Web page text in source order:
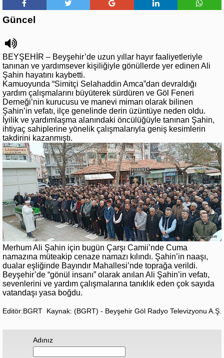
Güncel
BEYŞEHİR – Beyşehir’de uzun yıllar hayır faaliyetleriyle
tanınan ve yardımsever kişiliğiyle gönüllerde yer edinen Ali
Şahin hayatını kaybetti.
Kamuoyunda “Simitçi Selahaddin Amca”dan devraldığı
yardım çalışmalarını büyüterek sürdüren ve Göl Feneri
Derneği’nin kurucusu ve manevi mimarı olarak bilinen
Şahin’in vefatı, ilçe genelinde derin üzüntüye neden oldu.
İyilik ve yardımlaşma alanındaki öncülüğüyle tanınan Şahin,
ihtiyaç sahiplerine yönelik çalışmalarıyla geniş kesimlerin
takdirini kazanmıştı.
Merhum Ali Şahin için bugün Çarşı Camii’nde Cuma
namazına müteakip cenaze namazı kılındı. Şahin’in naaşı,
dualar eşliğinde Bayındır Mahallesi’nde toprağa verildi.
Beyşehir’de “gönül insanı” olarak anılan Ali Şahin’in vefatı,
sevenlerini ve yardım çalışmalarına tanıklık eden çok sayıda
vatandaşı yasa boğdu.
Editör:BGRT Kaynak: (BGRT) - Beyşehir Göl Radyo Televizyonu A.Ş.
Adınız